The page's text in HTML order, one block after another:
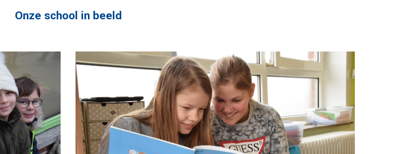
Onze school in beeld